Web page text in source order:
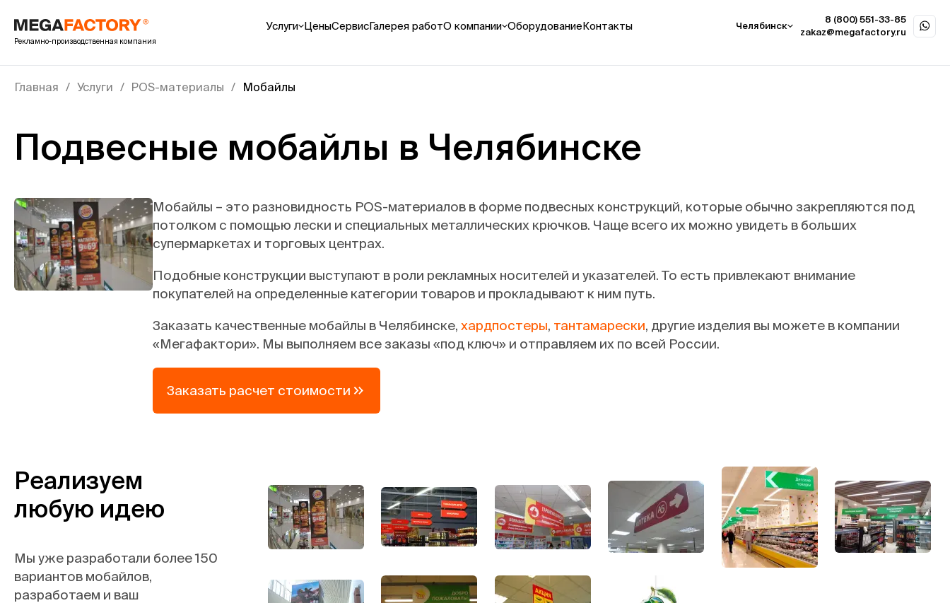
Рекламно-производственная компания
Услуги
Cтойки / дисплеи
Шелфбаннеры
Палетные декорации
Интерьерная УФ-печать
УФ печать на пластике
Печать на пенокартоне
Печать на ПЭТ
ЦеныСервисГалерея работО компании ОборудованиеКонтакты Челябинск
8 (800) 551-33-85
zakaz@megafactory.ru
Главная Услуги POS-материалы Мобайлы
Подвесные мобайлы в Челябинске
Мобайлы – это разновидность POS-материалов в форме подвесных конструкций, которые обычно закрепляются под
потолком с помощью лески и специальных металлических крючков. Чаще всего их можно увидеть в больших
супермаркетах и торговых центрах.
Подобные конструкции выступают в роли рекламных носителей и указателей. То есть привлекают внимание
покупателей на определенные категории товаров и прокладывают к ним путь.
Заказать качественные мобайлы в Челябинске, хардпостеры, тантамарески, другие изделия вы можете в компании
«Мегафактори». Мы выполняем все заказы «под ключ» и отправляем их по всей России.
Заказать расчет стоимости
Реализуем
любую идею
Мы уже разработали более 150
вариантов мобайлов,
разработаем и ваш